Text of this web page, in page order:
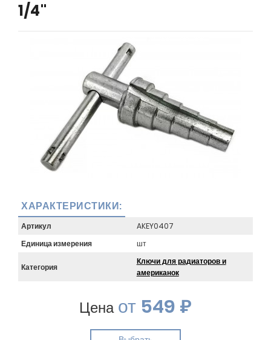
1/4"
ХАРАКТЕРИСТИКИ:
Артикул
AKEY0407
Единица измерения
шт
Категория
Ключи для радиаторов и
американок
Ценаот 549 ₽